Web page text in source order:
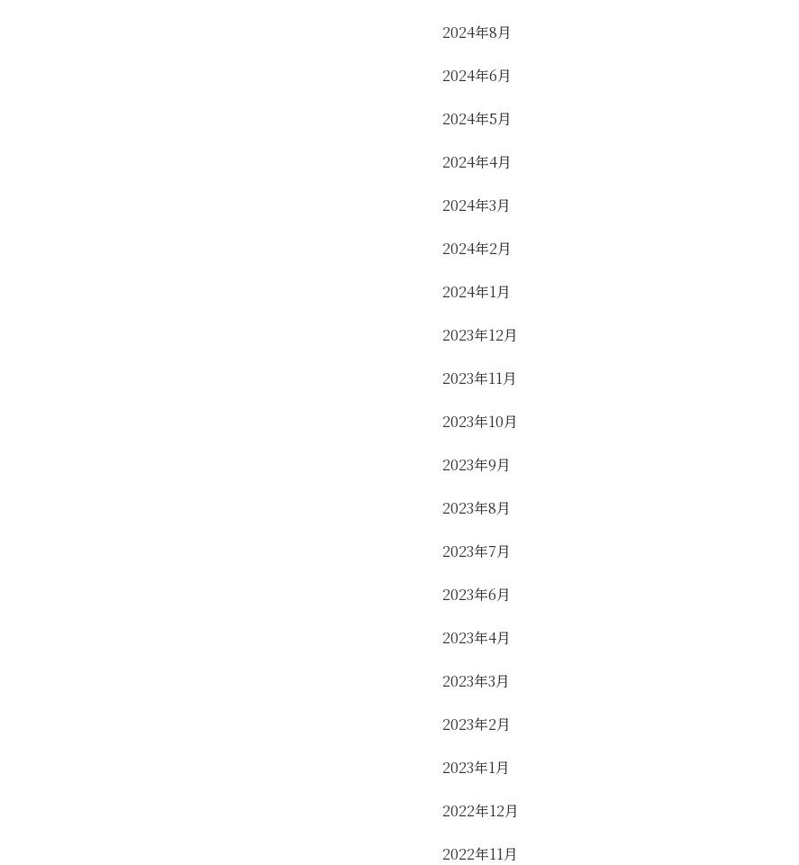
2024年8月
2024年6月
2024年5月
2024年4月
2024年3月
2024年2月
2024年1月
2023年12月
2023年11月
2023年10月
2023年9月
2023年8月
2023年7月
2023年6月
2023年4月
2023年3月
2023年2月
2023年1月
2022年12月
2022年11月